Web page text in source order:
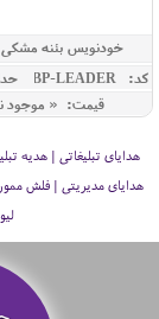
خودنویس بئنه
کد: GBP-LEADER
قیمت: « موجود
هدایای تبلیغاتی | هدیه
هدایای مدیریتی | فلش